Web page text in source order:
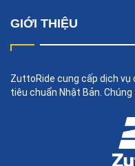
GIỚI THIỆU
ZuttoRide cung cấp dịch
tiêu chuẩn Nhật Bản.